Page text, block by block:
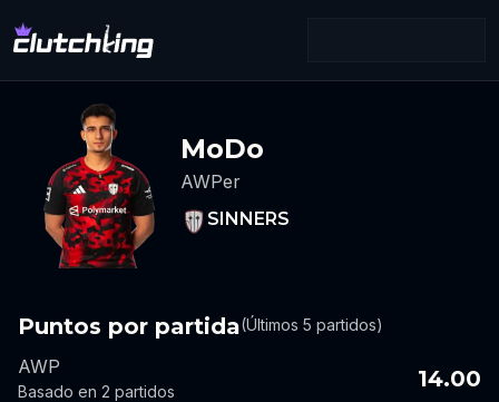
MoDo
AWPer
SINNERS
Puntos por partida(Últimos 5 partidos)
AWP
Basado en 2 partidos 14.00